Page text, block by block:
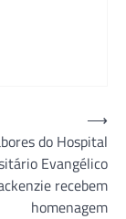
do Hospital
Evangélico
recebem
homenagem
⟶